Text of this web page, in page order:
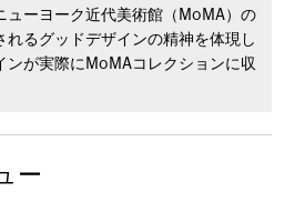
ューヨーク近代美術館（MoMA）の
れるグッドデザインの精神を体現し
ンが実際にMoMAコレクションに収
ー